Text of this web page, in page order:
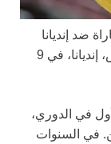
ضد إنديانا
فيفر في جينبريدج فيلدهاوس في إنديانابوليس، إنديانا، في 9
في الدوري،
في السنوات